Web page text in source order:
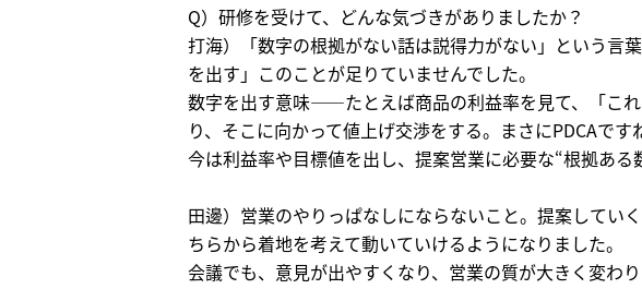
Q）研修を受けて、どんな気づきがありましたか？
打海）「数字の根拠がない話は説得力がない」という言
を出す」このことが足りていませんでした。
数字を出す意味——たとえば商品の利益率を見て、「こ
り、そこに向かって値上げ交渉をする。まさにPDCAです
今は利益率や目標値を出し、提案営業に必要な“根拠ある
田邊）営業のやりっぱなしにならないこと。提案してい
ちらから着地を考えて動いていけるようになりました。
会議でも、意見が出やすくなり、営業の質が大きく変わり